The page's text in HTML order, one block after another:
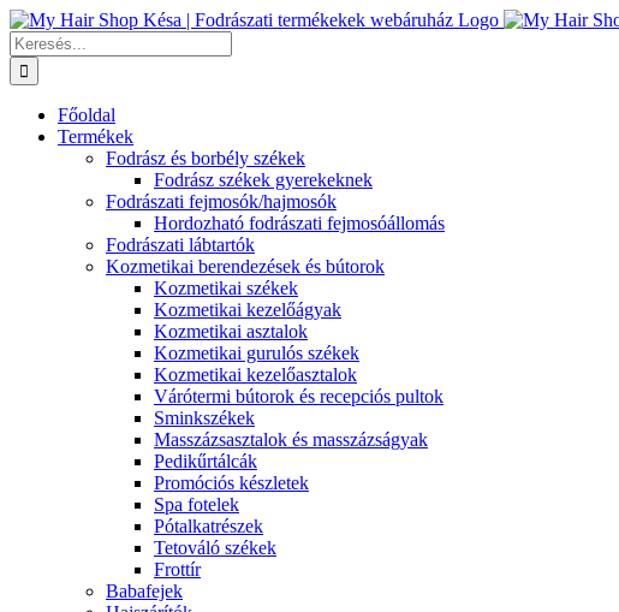
Kihagyás
Keresés...
Főoldal
Termékek
Fodrász és borbély székek
Fodrász székek gyerekeknek
Fodrászati fejmosók/hajmosók
Hordozható fodrászati fejmosóállomás
Fodrászati lábtartók
Kozmetikai berendezések és bútorok
Kozmetikai székek
Kozmetikai kezelőágyak
Kozmetikai asztalok
Kozmetikai gurulós székek
Kozmetikai kezelőasztalok
Várótermi bútorok és recepciós pultok
Sminkszékek
Masszázsasztalok és masszázságyak
Pedikűrtálcák
Promóciós készletek
Spa fotelek
Pótalkatrészek
Tetováló székek
Frottír
Babafejek